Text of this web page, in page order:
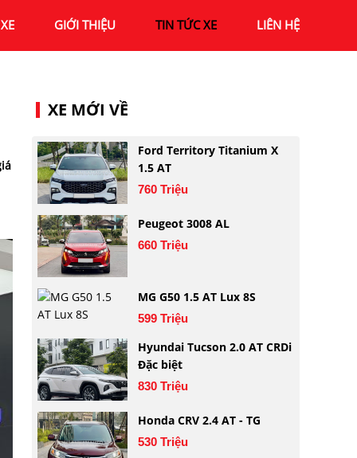
GIỚI THIỆU TIN TỨC XE LIÊN HỆ
XE MỚI VỀ
Ford Territory Titanium X
1.5 AT
760 Triệu
Peugeot 3008 AL
660 Triệu
MG G50 1.5 AT Lux 8S
599 Triệu
Hyundai Tucson 2.0 AT CRDi
Đặc biệt
830 Triệu
Honda CRV 2.4 AT - TG
530 Triệu